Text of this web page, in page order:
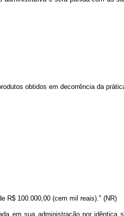
obtidos em decorrência da
R$ 100.000,00 (cem mil reais)." (NR)
em sua administração por idêntica